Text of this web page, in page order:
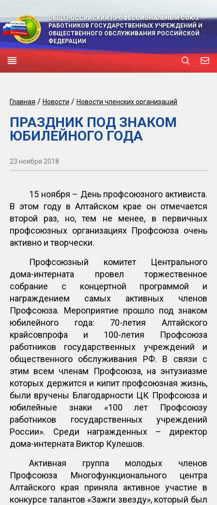
ОБЩЕРОССИЙСКИЙ ПРОФЕССИОНАЛЬНЫЙ СОЮЗ
РАБОТНИКОВ ГОСУДАРСТВЕННЫХ УЧРЕЖДЕНИЙ И
ОБЩЕСТВЕННОГО ОБСЛУЖИВАНИЯ РОССИЙСКОЙ
ФЕДЕРАЦИИ
Главная / Новости / Новости членских организаций
ПРАЗДНИК ПОД ЗНАКОМ
ЮБИЛЕЙНОГО ГОДА
23 ноября 2018
15 ноября – День профсоюзного активиста.
В этом году в Алтайском крае он отмечается
второй раз, но, тем не менее, в первичных
профсоюзных организациях Профсоюза очень
активно и творчески.
Профсоюзный комитет Центрального
дома-интерната провел торжественное
собрание с концертной программой и
награждением самых активных членов
Профсоюза. Мероприятие прошло под знаком
юбилейного года: 70-летия Алтайского
крайсовпрофа и 100-летия Профсоюза
работников государственных учреждений и
общественного обслуживания РФ. В связи с
этим всем членам Профсоюза, на энтузиазме
которых держится и кипит профсоюзная жизнь,
были вручены Благодарности ЦК Профсоюза и
юбилейные знаки «100 лет Профсоюзу
работников государственных учреждений
России». Среди награжденных – директор
дома-интерната Виктор Кулешов.
Активная группа молодых членов
Профсоюза Многофункционального центра
Алтайского края приняла активное участие в
конкурсе талантов «Зажги звезду», который был